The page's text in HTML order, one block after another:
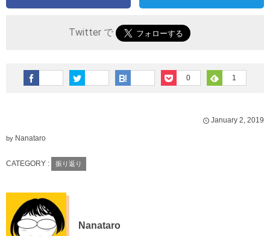
Twitter で
0 1
January 2, 2019
by Nanataro
CATEGORY : 振り返り
Nanataro